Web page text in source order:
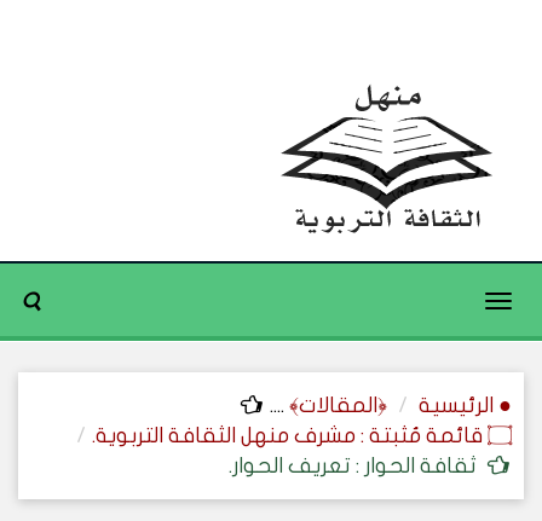
Toggle
● الرئيسية ﴿المقالات﴾ ....
۝ قائمة مُثبتة : مشرف منهل الثقافة التربوية.
ثقافة الحوار : تعريف الحوار.